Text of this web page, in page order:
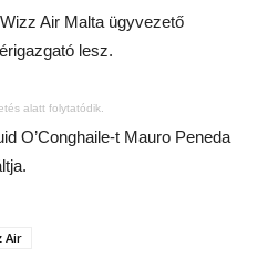
Air Malta ügyvezető
lesz.
alatt folytatódik.
O’Conghaile-t Mauro Peneda
Air